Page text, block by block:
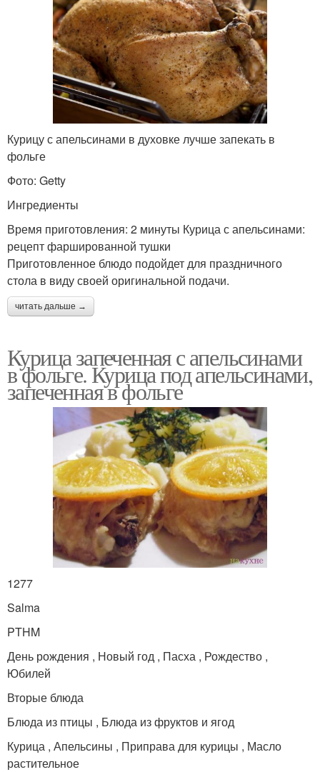
Курицу с апельсинами в духовке лучше запекать в
фольге
Фото: Getty
Ингредиенты
Время приготовления: 2 минуты Курица с апельсинами:
рецепт фаршированной тушки
Приготовленное блюдо подойдет для праздничного
стола в виду своей оригинальной подачи.
читать дальше →
Курица запеченная с апельсинами
в фольге. Курица под апельсинами,
запеченная в фольге
1277
Salma
PTHM
День рождения , Новый год , Пасха , Рождество ,
Юбилей
Вторые блюда
Блюда из птицы , Блюда из фруктов и ягод
Курица , Апельсины , Приправа для курицы , Масло
растительное